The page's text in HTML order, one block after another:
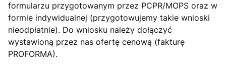
formularzu przygotowanym przez PCPR/MOPS oraz w
formie indywidualnej (przygotowujemy takie wnioski
nieodpłatnie). Do wniosku należy dołączyć
wystawioną przez nas ofertę cenową (fakturę
PROFORMA).